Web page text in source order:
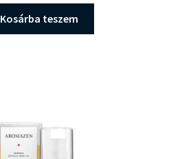
Kosárba teszem